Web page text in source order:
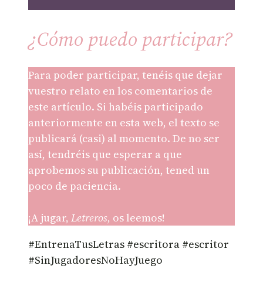
¿Cómo puedo participar?
Para poder participar, tenéis que dejar
vuestro relato en los comentarios de
este artículo. Si habéis participado
anteriormente en esta web, el texto se
publicará (casi) al momento. De no ser
así, tendréis que esperar a que
aprobemos su publicación, tened un
poco de paciencia.
¡A jugar, Letreros, os leemos!
#EntrenaTusLetras #escritora #escritor
#SinJugadoresNoHayJuego